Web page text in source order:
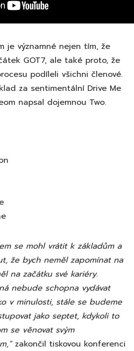
je významné nejen tím, že
GOT7, ale také proto, že
podíleli všichni členové.
za sentimentální Drive Me
napsal dojemnou Two.
se mohl vrátit k základům a
že bych neměl zapomínat na
na začátku své kariéry.
nebude schopna vydávat
v minulosti, stále se budeme
jako septet, kdykoli to
se věnovat svým
zakončil tiskovou konferenci